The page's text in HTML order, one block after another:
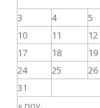
« nov.
3
4 5
10
11 12
17
18 19
24
25 26
31